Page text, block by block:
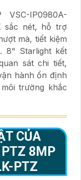
VSC-IP0980A-
sắc nét, hỗ trợ
mà, tiết kiệm
8" Starlight kết
sát chi tiết,
hành ổn định
trường khắc
CỦA
PTZ 8MP
PTZ